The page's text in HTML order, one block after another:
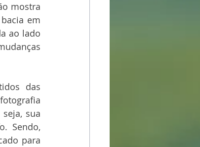
mostra
em
ao lado
das
sua
Sendo,
para